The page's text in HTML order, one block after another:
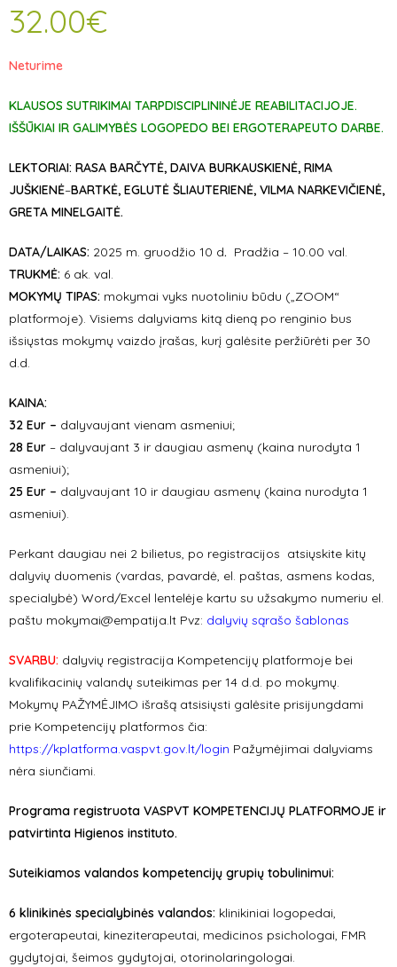
32.00€
Neturime
KLAUSOS SUTRIKIMAI TARPDISCIPLININĖJE REABILITACIJOJE.
IŠŠŪKIAI IR GALIMYBĖS LOGOPEDO BEI ERGOTERAPEUTO DARBE.
LEKTORIAI: RASA BARČYTĖ, DAIVA BURKAUSKIENĖ, RIMA
JUŠKIENĖ–BARTKĖ, EGLUTĖ ŠLIAUTERIENĖ, VILMA NARKEVIČIENĖ,
GRETA MINELGAITĖ.
DATA/LAIKAS: 2025 m. gruodžio 10 d. Pradžia – 10.00 val.
TRUKMĖ: 6 ak. val.
MOKYMŲ TIPAS: mokymai vyks nuotoliniu būdu („ZOOM“
platformoje). Visiems dalyviams kitą dieną po renginio bus
išsiųstas mokymų vaizdo įrašas, kurį galėsite peržiūrėti per 30
d.d.
KAINA:
32 Eur – dalyvaujant vienam asmeniui;
28 Eur – dalyvaujant 3 ir daugiau asmenų (kaina nurodyta 1
asmeniui);
25 Eur – dalyvaujant 10 ir daugiau asmenų (kaina nurodyta 1
asmeniui).
Perkant daugiau nei 2 bilietus, po registracijos atsiųskite kitų
dalyvių duomenis (vardas, pavardė, el. paštas, asmens kodas,
specialybė) Word/Excel lentelėje kartu su užsakymo numeriu el.
paštu mokymai@empatija.lt Pvz: dalyvių sąrašo šablonas
SVARBU: dalyvių registracija Kompetencijų platformoje bei
kvalifikacinių valandų suteikimas per 14 d.d. po mokymų.
Mokymų PAŽYMĖJIMO išrašą atsisiųsti galėsite prisijungdami
prie Kompetencijų platformos čia:
https://kplatforma.vaspvt.gov.lt/login Pažymėjimai dalyviams
nėra siunčiami.
Programa registruota VASPVT KOMPETENCIJŲ PLATFORMOJE ir
patvirtinta Higienos instituto.
Suteikiamos valandos kompetencijų grupių tobulinimui:
6 klinikinės specialybinės valandos: klinikiniai logopedai,
ergoterapeutai, kineziterapeutai, medicinos psichologai, FMR
gydytojai, šeimos gydytojai, otorinolaringologai.